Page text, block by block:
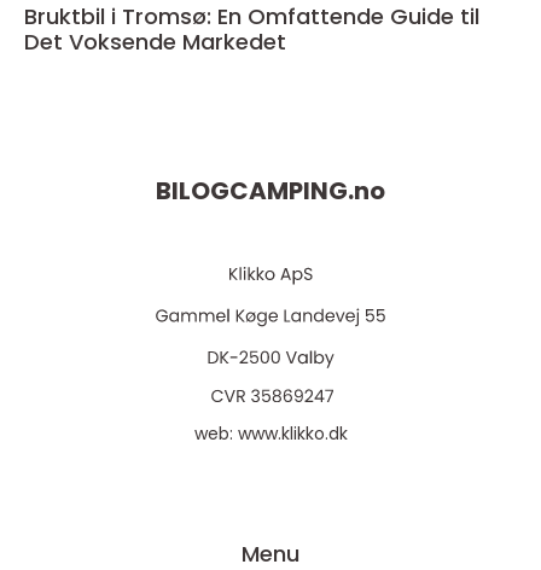
Bruktbil i Tromsø: En Omfattende Guide til
Det Voksende Markedet
BILOGCAMPING.no
web: www.klikko.dk
Menu